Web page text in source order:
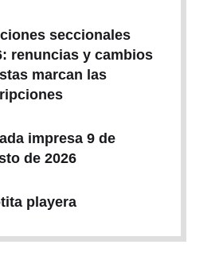
seccionales
renuncias y cambios
marcan las
impresa 9 de
de 2026
playera